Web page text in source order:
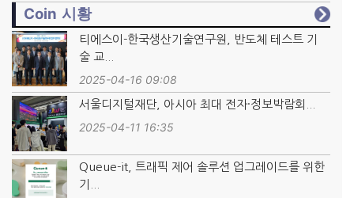
Coin 시황
티에스이-한국생산기술연구원, 반도체 테스트 기
술 교...
2025-04-16 09:08
서울디지털재단, 아시아 최대 전자·정보박람회...
2025-04-11 16:35
Queue-it, 트래픽 제어 솔루션 업그레이드를 위한
기...